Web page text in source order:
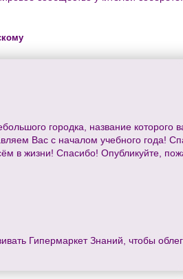
городка, название которого
Вас с началом учебного года!
в жизни! Спасибо! Опубликуйте,
Гипермаркет Знаний, чтобы